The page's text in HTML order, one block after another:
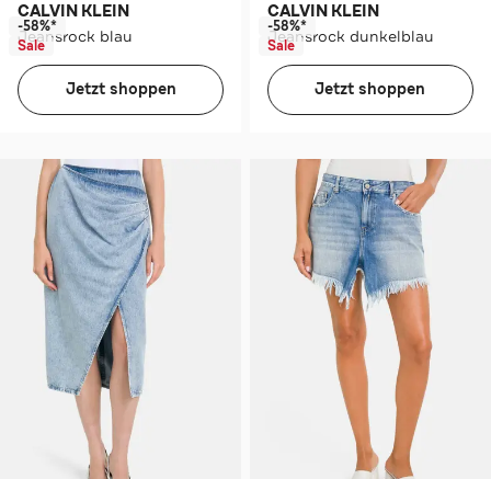
CALVIN KLEIN
Jeansrock blau
-58%*
Sale
Jetzt shoppen
CALVIN KLEIN
Jeansrock dunkelblau
-58%*
Sale
Jetzt shoppen